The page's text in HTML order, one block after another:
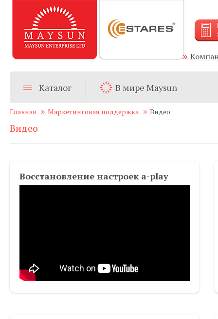
Каталог В мире Maysun
Главная Маркетинговая поддержка Видео
Видео
Восстановление настроек a-play